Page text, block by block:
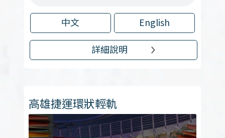
中文 English
詳細說明
高雄捷運環狀輕軌